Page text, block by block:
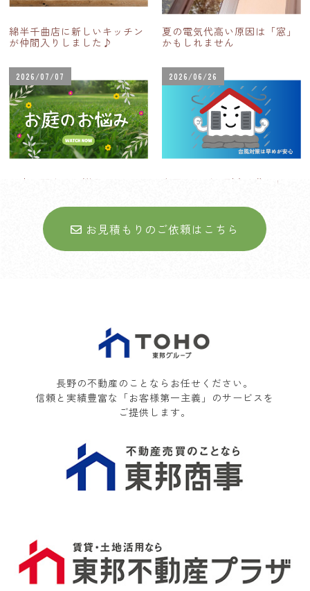
綿半千曲店に新しいキッチン
が仲間入りしました♪
夏の電気代高い原因は「窓」
かもしれません
2026/07/07
お庭に関するお悩みについて
2026/06/26
台風シーズン到来！住まいの
お見積もりのご依頼はこちら
長野の不動産のことならお任せください。
信頼と実績豊富な「お客様第一主義」のサービスを
ご提供します。